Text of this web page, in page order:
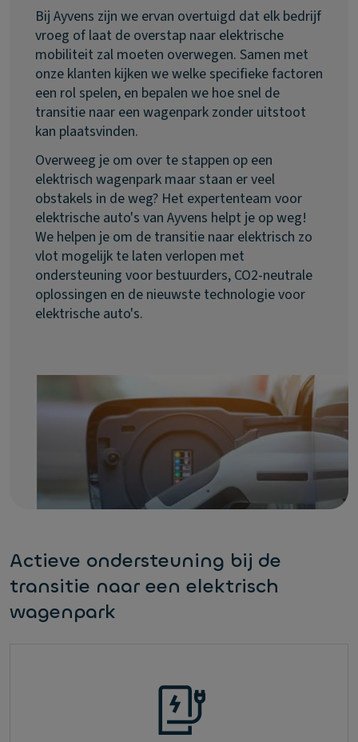
Bij Ayvens zijn we ervan overtuigd dat elk bedrijf
vroeg of laat de overstap naar elektrische
mobiliteit zal moeten overwegen. Samen met
onze klanten kijken we welke specifieke factoren
een rol spelen, en bepalen we hoe snel de
transitie naar een wagenpark zonder uitstoot
kan plaatsvinden.
Overweeg je om over te stappen op een
elektrisch wagenpark maar staan er veel
obstakels in de weg? Het expertenteam voor
elektrische auto's van Ayvens helpt je op weg!
We helpen je om de transitie naar elektrisch zo
vlot mogelijk te laten verlopen met
ondersteuning voor bestuurders, CO2-neutrale
oplossingen en de nieuwste technologie voor
elektrische auto's.
Actieve ondersteuning bij de
transitie naar een elektrisch
wagenpark